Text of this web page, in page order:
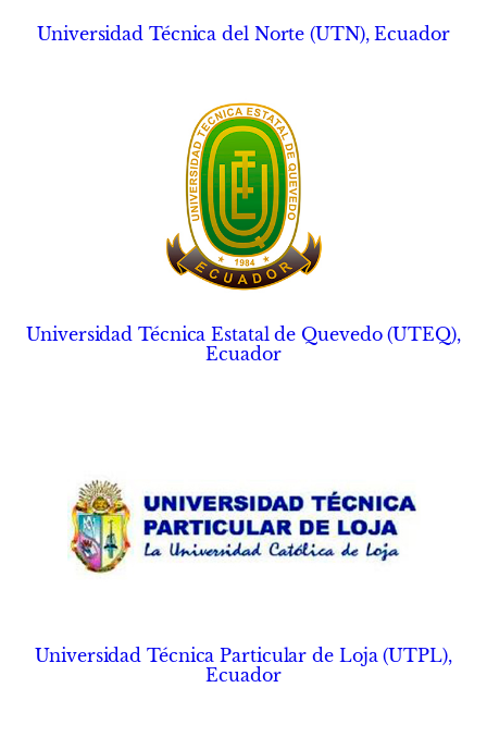
Universidad Técnica del Norte (UTN), Ecuador
Universidad Técnica Estatal de Quevedo (UTEQ),
Ecuador
Universidad Técnica Particular de Loja (UTPL),
Ecuador